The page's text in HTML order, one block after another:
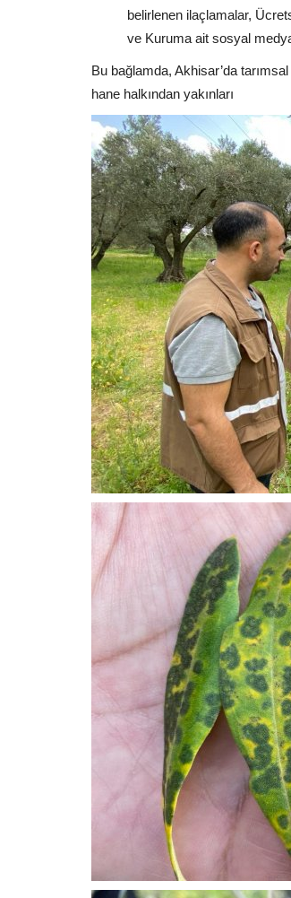
belirlenen ilaçlamalar,
ve Kuruma ait sosyal
Bu bağlamda, Akhisar’da
hane halkından yakınları
Siyaset
MANİSA
BAŞKAN ADAYI
ZEYREK'TEN...
admin Mar 20, 2024 0